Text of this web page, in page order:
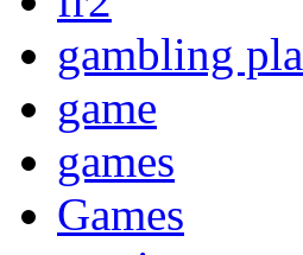
gambling
game
games
Games